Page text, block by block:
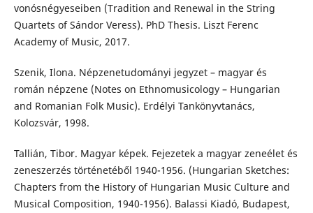
vonósnégyeseiben (Tradition and Renewal in the String
Quartets of Sándor Veress). PhD Thesis. Liszt Ferenc
Academy of Music, 2017.
Szenik, Ilona. Népzenetudományi jegyzet – magyar és
román népzene (Notes on Ethnomusicology – Hungarian
and Romanian Folk Music). Erdélyi Tankönyvtanács,
Kolozsvár, 1998.
Tallián, Tibor. Magyar képek. Fejezetek a magyar zeneélet és
zeneszerzés történetéből 1940-1956. (Hungarian Sketches:
Chapters from the History of Hungarian Music Culture and
Musical Composition, 1940-1956). Balassi Kiadó, Budapest,